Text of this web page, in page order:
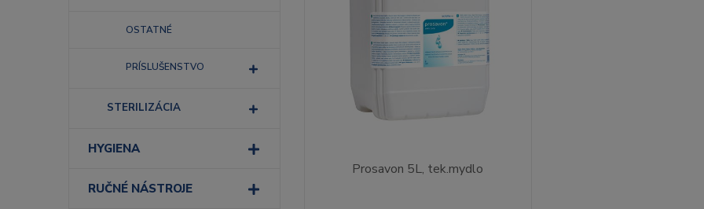
OSTATNÉ
PRÍSLUŠENSTVO
STERILIZÁCIA
HYGIENA
RUČNÉ NÁSTROJE
Prosavon 5L, tek.mydlo